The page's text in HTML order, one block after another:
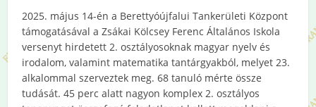
2025. május 14-én a Berettyóújfalui Tankerületi Központ
támogatásával a Zsákai Kölcsey Ferenc Általános Iskola
versenyt hirdetett 2. osztályosoknak magyar nyelv és
irodalom, valamint matematika tantárgyakból, melyet 23.
alkalommal szerveztek meg. 68 tanuló mérte össze
tudását. 45 perc alatt nagyon komplex 2. osztályos